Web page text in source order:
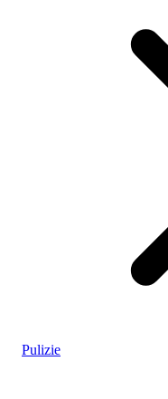
Pulizie